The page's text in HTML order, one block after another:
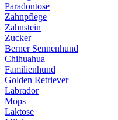
Paradontose
Zahnpflege
Zahnstein
Zucker
Berner Sennenhund
Chihuahua
Familienhund
Golden Retriever
Labrador
Mops
Laktose